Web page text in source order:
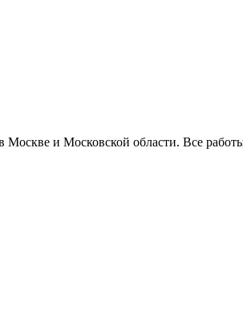
Москве и Московской области. Все